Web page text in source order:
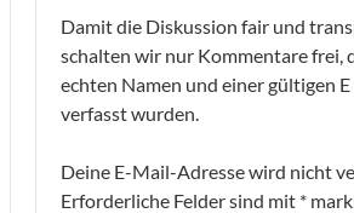
Damit die Diskussion fair und
schalten wir nur Kommentare frei,
echten Namen und einer gültigen
verfasst wurden.
Deine E-Mail-Adresse wird nicht
Erforderliche Felder sind mit *